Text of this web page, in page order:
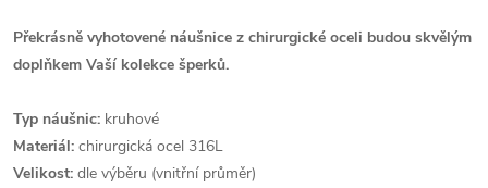
Překrásně vyhotovené náušnice z chirurgické oceli budou skvělým
doplňkem Vaší kolekce šperků.
Typ náušnic: kruhové
Materiál: chirurgická ocel 316L
Velikost: dle výběru (vnitřní průměr)